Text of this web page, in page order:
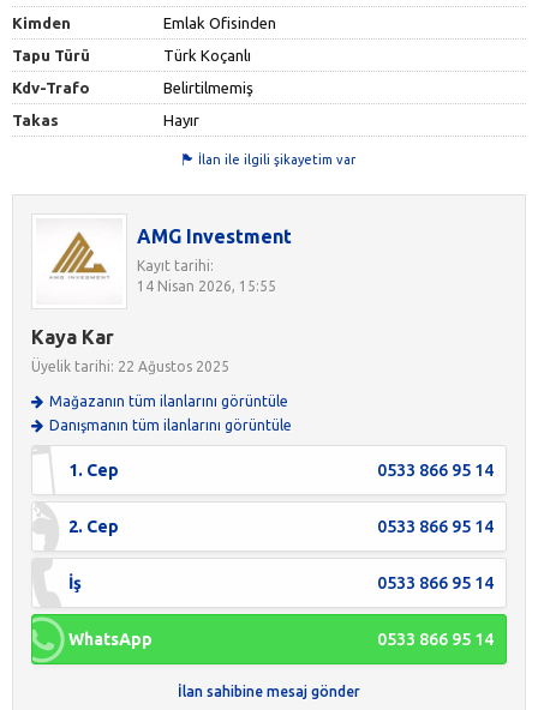
Kimden
Emlak Ofisinden
Tapu Türü
Türk Koçanlı
Kdv-Trafo
Belirtilmemiş
Takas
Hayır
İlan ile ilgili şikayetim var
AMG Investment
Kayıt tarihi:
14 Nisan 2026, 15:55
Kaya Kar
Üyelik tarihi: 22 Ağustos 2025
Mağazanın tüm ilanlarını görüntüle
Danışmanın tüm ilanlarını görüntüle
1. Cep 0533 866 95 14
2. Cep 0533 866 95 14
İş 0533 866 95 14
WhatsApp 0533 866 95 14
İlan sahibine mesaj gönder